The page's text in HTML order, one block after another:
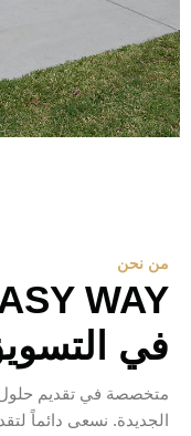
من نحن
في
متخصصة في تقديم حلول
الجديدة. نسعى دائماً